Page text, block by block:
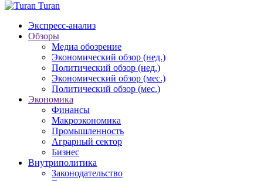
Turan
Экспресс-анализ
Обзоры
Медиа обозрение
Экономический обзор (нед.)
Политический обзор (нед.)
Экономический обзор (мес.)
Политический обзор (мес.)
Экономика
Финансы
Макроэкономика
Промышленность
Аграрный сектор
Бизнес
Внутриполитика
Законодательство